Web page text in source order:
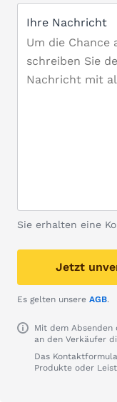
Ihre Nachricht
Sie erhalten eine
Jetzt
Es gelten unsere AGB.
Mit dem Absenden
an den Verkäufer
Das
Produkte oder